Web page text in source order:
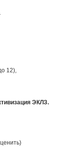
12),
ЭКЛЗ.